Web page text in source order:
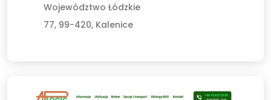
Województwo Łódzkie
77, 99-420, Kalenice